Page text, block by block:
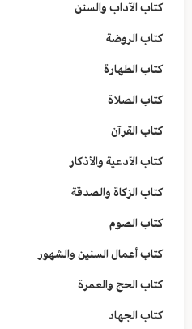
كتاب الآداب والسنن
كتاب الروضة
كتاب الطهارة
كتاب الصلاة
كتاب القرآن
كتاب الأدعية والأذكار
كتاب الزكاة والصدقة
كتاب الصوم
كتاب أعمال السنين والشهور
كتاب الحج والعمرة
كتاب الجهاد